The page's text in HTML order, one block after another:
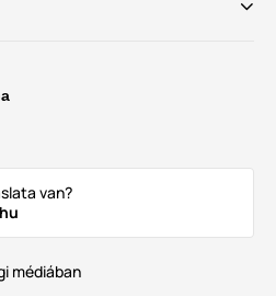
van?
médiában